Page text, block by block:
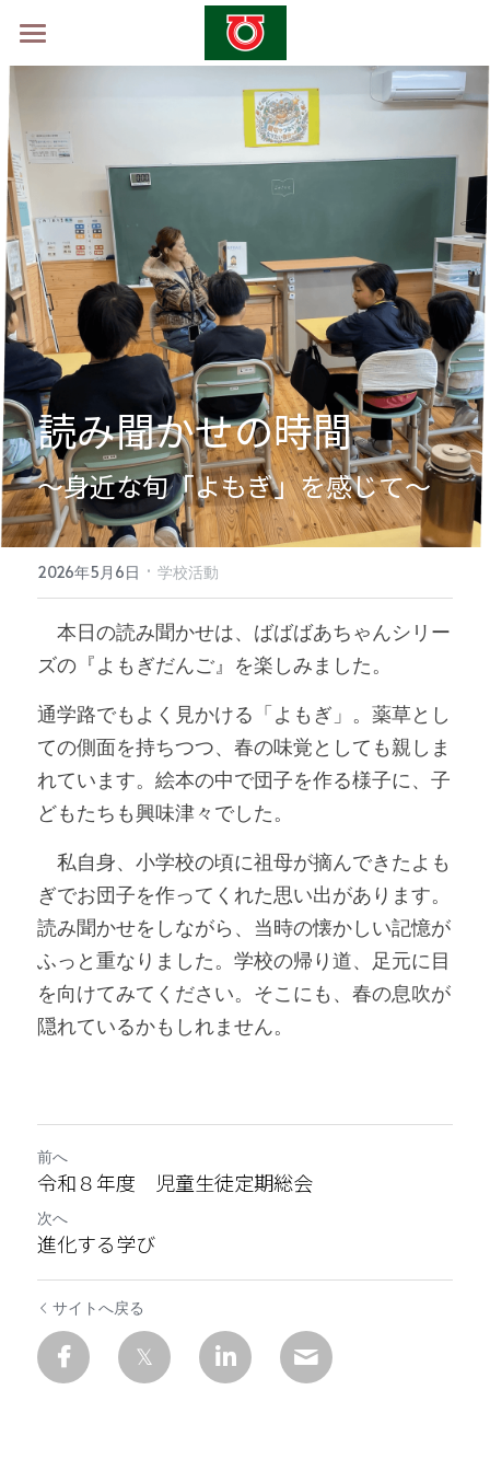
ホーム
山村留学制度
山村留学体験会2026 -秋-
採用情報
お問い合わせ
読み聞かせの時間
～身近な旬「よもぎ」を感じて～
2026年5月6日 · 学校活動
本日の読み聞かせは、ばばばあちゃんシリー
ズの『よもぎだんご』を楽しみました。
通学路でもよく見かける「よもぎ」。薬草とし
ての側面を持ちつつ、春の味覚としても親しま
れています。絵本の中で団子を作る様子に、子
どもたちも興味津々でした。
私自身、小学校の頃に祖母が摘んできたよも
ぎでお団子を作ってくれた思い出があります。
読み聞かせをしながら、当時の懐かしい記憶が
ふっと重なりました。学校の帰り道、足元に目
を向けてみてください。そこにも、春の息吹が
隠れているかもしれません。
前へ
令和８年度 児童生徒定期総会
次へ
進化する学び
サイトへ戻る